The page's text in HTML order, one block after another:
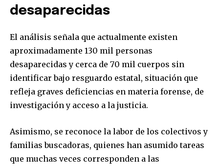
desaparecidas
El análisis señala que actualmente existen
aproximadamente 130 mil personas
desaparecidas y cerca de 70 mil cuerpos sin
identificar bajo resguardo estatal, situación que
refleja graves deficiencias en materia forense, de
investigación y acceso a la justicia.
Asimismo, se reconoce la labor de los colectivos y
familias buscadoras, quienes han asumido tareas
que muchas veces corresponden a las